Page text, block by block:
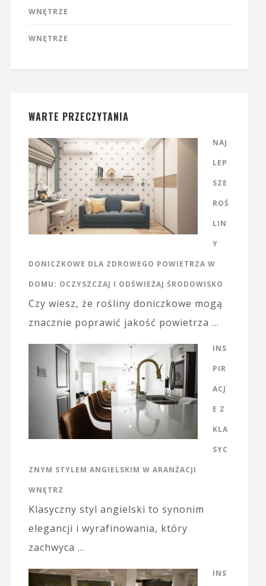
WNĘTRZE
WNĘTRZE
WARTE PRZECZYTANIA
NAJ
LEP
SZE
ROŚ
LIN
Y
DONICZKOWE DLA ZDROWEGO POWIETRZA W
DOMU: OCZYSZCZAJ I ODŚWIEŻAJ ŚRODOWISKO
Czy wiesz, że rośliny doniczkowe mogą
znacznie poprawić jakość powietrza …
INS
PIR
ACJ
E Z
KLA
SYC
ZNYM STYLEM ANGIELSKIM W ARANŻACJI
WNĘTRZ
Klasyczny styl angielski to synonim
elegancji i wyrafinowania, który
zachwyca …
INS